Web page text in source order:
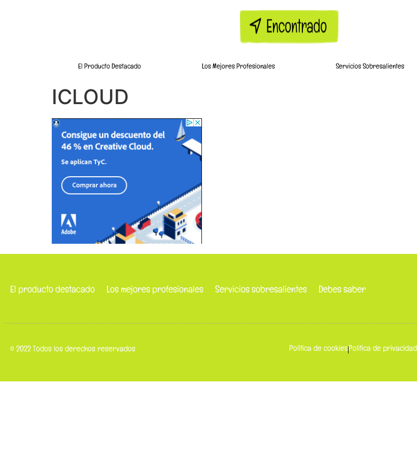
El Producto Destacado Los Mejores Profesionales Servicios Sobresalientes
ICLOUD
El producto destacado Los mejores profesionales Servicios sobresalientes Debes saber
© 2022 Todos los derechos reservados Politica de cookies Politica de privacidad